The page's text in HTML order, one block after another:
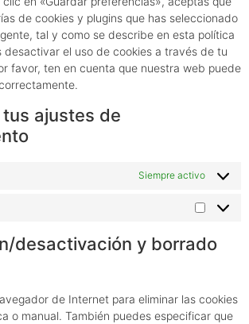
de cookies y plugins que has seleccionado
tal y como se describe en esta política
desactivar el uso de cookies a través de tu
favor, ten en cuenta que nuestra web puede
tus ajustes de
Siempre activo
desactivación y borrado
de Internet para eliminar las cookies
o manual. También puedes especificar que